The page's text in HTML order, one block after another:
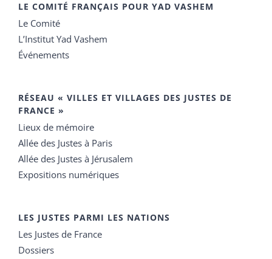
LE COMITÉ FRANÇAIS POUR YAD VASHEM
Le Comité
L’Institut Yad Vashem
Événements
RÉSEAU « VILLES ET VILLAGES DES JUSTES DE
FRANCE »
Lieux de mémoire
Allée des Justes à Paris
Allée des Justes à Jérusalem
Expositions numériques
LES JUSTES PARMI LES NATIONS
Les Justes de France
Dossiers